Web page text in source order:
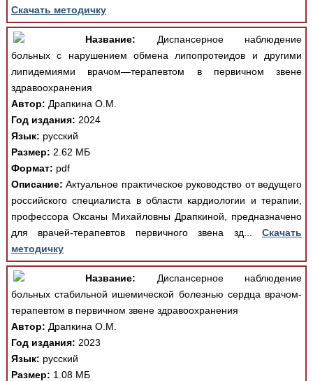
Скачать методичку
Название: Диспансерное наблюдение
больных с нарушением обмена липопротеидов и другими
липидемиями врачом—терапевтом в первичном звене
здравоохранения
Автор: Драпкина О.М.
Год издания: 2024
Язык: русский
Размер: 2.62 МБ
Формат: pdf
Описание: Актуальное практическое руководство от ведущего
российского специалиста в области кардиологии и терапии,
профессора Оксаны Михайловны Драпкиной, предназначено
для врачей-терапевтов первичного звена зд...Скачать
методичку
Название: Диспансерное наблюдение
больных стабильной ишемической болезнью сердца врачом-
терапевтом в первичном звене здравоохранения
Автор: Драпкина О.М.
Год издания: 2023
Язык: русский
Размер: 1.08 МБ